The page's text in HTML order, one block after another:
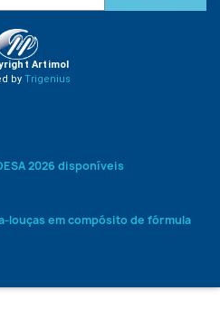
Artimol
by Trigenius
2026 disponíveis
louças em compósito de fórmula